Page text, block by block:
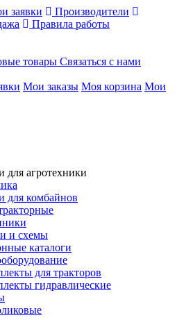
заявки
Производители
Правила работы
товары Связаться с нами
Мои заказы Моя корзина Мои
для агротехники
для комбайнов
и схемы
каталоги
для тракторов
гидравлические